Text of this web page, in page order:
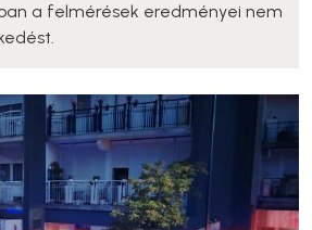
a felmérések eredményei nem